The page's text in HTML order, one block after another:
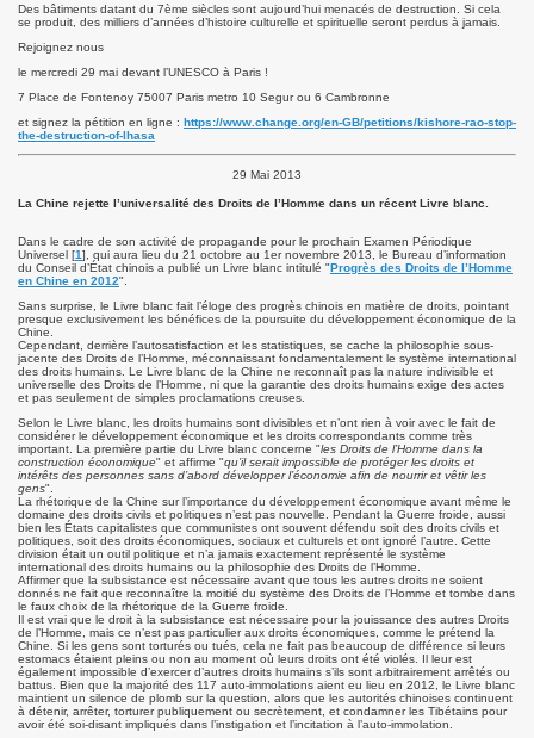
Des bâtiments datant du 7ème siècles sont aujourd’hui menacés de destruction. Si cela
se produit, des milliers d’années d’histoire culturelle et spirituelle seront perdus à jamais.
Rejoignez nous
le mercredi 29 mai devant l’UNESCO à Paris !
7 Place de Fontenoy 75007 Paris metro 10 Segur ou 6 Cambronne
et signez la pétition en ligne : https://www.change.org/en-GB/petitions/kishore-rao-stop-
the-destruction-of-lhasa
29 Mai 2013
La Chine rejette l’universalité des Droits de l’Homme dans un récent Livre blanc.
Dans le cadre de son activité de propagande pour le prochain Examen Périodique
Universel [1], qui aura lieu du 21 octobre au 1er novembre 2013, le Bureau d’information
du Conseil d’État chinois a publié un Livre blanc intitulé "Progrès des Droits de l’Homme
en Chine en 2012".
Sans surprise, le Livre blanc fait l’éloge des progrès chinois en matière de droits, pointant
presque exclusivement les bénéfices de la poursuite du développement économique de la
Chine.
Cependant, derrière l’autosatisfaction et les statistiques, se cache la philosophie sous-
jacente des Droits de l’Homme, méconnaissant fondamentalement le système international
des droits humains. Le Livre blanc de la Chine ne reconnaît pas la nature indivisible et
universelle des Droits de l’Homme, ni que la garantie des droits humains exige des actes
et pas seulement de simples proclamations creuses.
Selon le Livre blanc, les droits humains sont divisibles et n’ont rien à voir avec le fait de
considérer le développement économique et les droits correspondants comme très
important. La première partie du Livre blanc concerne "les Droits de l’Homme dans la
construction économique" et affirme "qu’il serait impossible de protéger les droits et
intérêts des personnes sans d’abord développer l’économie afin de nourrir et vêtir les
gens".
La rhétorique de la Chine sur l’importance du développement économique avant même le
domaine des droits civils et politiques n’est pas nouvelle. Pendant la Guerre froide, aussi
bien les États capitalistes que communistes ont souvent défendu soit des droits civils et
politiques, soit des droits économiques, sociaux et culturels et ont ignoré l’autre. Cette
division était un outil politique et n’a jamais exactement représenté le système
international des droits humains ou la philosophie des Droits de l’Homme.
Affirmer que la subsistance est nécessaire avant que tous les autres droits ne soient
donnés ne fait que reconnaître la moitié du système des Droits de l’Homme et tombe dans
le faux choix de la rhétorique de la Guerre froide.
Il est vrai que le droit à la subsistance est nécessaire pour la jouissance des autres Droits
de l’Homme, mais ce n’est pas particulier aux droits économiques, comme le prétend la
Chine. Si les gens sont torturés ou tués, cela ne fait pas beaucoup de différence si leurs
estomacs étaient pleins ou non au moment où leurs droits ont été violés. Il leur est
également impossible d’exercer d’autres droits humains s’ils sont arbitrairement arrêtés ou
battus. Bien que la majorité des 117 auto-immolations aient eu lieu en 2012, le Livre blanc
maintient un silence de plomb sur la question, alors que les autorités chinoises continuent
à détenir, arrêter, torturer publiquement ou secrètement, et condamner les Tibétains pour
avoir été soi-disant impliqués dans l’instigation et l’incitation à l’auto-immolation.
Tibet 2021
aux dons 8 Septembre 2021
le 10 Mars 2022
Ministre Tibétain) à Mainpat
Mainpat en 2021
le 10 Mars 2023 à Dharamsala
2023
une distribution
le 10 Mars 2024